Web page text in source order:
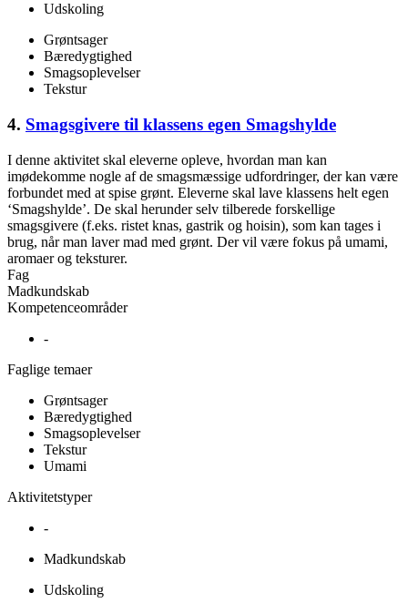
Udskoling
Grøntsager
Bæredygtighed
Smagsoplevelser
Tekstur
4. Smagsgivere til klassens egen Smagshylde
I denne aktivitet skal eleverne opleve, hvordan man kan
imødekomme nogle af de smagsmæssige udfordringer, der kan være
forbundet med at spise grønt. Eleverne skal lave klassens helt egen
‘Smagshylde’. De skal herunder selv tilberede forskellige
smagsgivere (f.eks. ristet knas, gastrik og hoisin), som kan tages i
brug, når man laver mad med grønt. Der vil være fokus på umami,
aromaer og teksturer.
Fag
Madkundskab
Kompetenceområder
-
Faglige temaer
Grøntsager
Bæredygtighed
Smagsoplevelser
Tekstur
Umami
Aktivitetstyper
-
Madkundskab
Udskoling